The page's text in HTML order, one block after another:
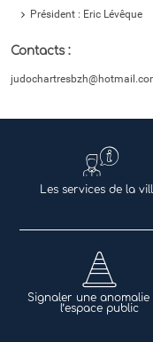
Président : Eric Lévêque
Contacts :
Les services de la
Signaler une anomalie
l’espace public